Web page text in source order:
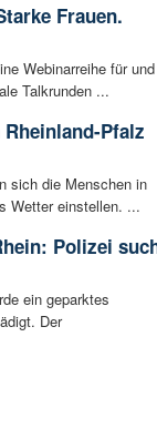
Frauen.
Webinarreihe für und
Talkrunden ...
Pfalz
sich die Menschen in
Wetter einstellen. ...
Polizei
ein geparktes
Der